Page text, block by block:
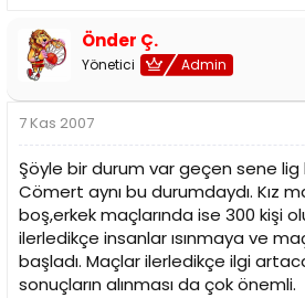
Önder Ç.
Yönetici Admin
7 Kas 2007
Şöyle bir durum var geçen sene
Cömert aynı bu durumdaydı. Kız
boş,erkek maçlarında ise 300 kişi
ilerledikçe insanlar ısınmaya ve
başladı. Maçlar ilerledikçe ilgi
sonuçların alınması da çok önemli.